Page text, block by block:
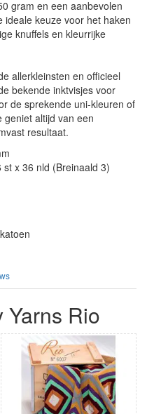
gram en een aanbevolen
ideale keuze voor het haken
knuffels en kleurrijke
allerkleinsten en officieel
bekende inktvisjes voor
de sprekende uni-kleuren of
altijd van een
resultaat.
x 36 nld (Breinaald 3)
Yarns Rio